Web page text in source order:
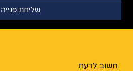
שליחת פנייה
חשוב לדעת